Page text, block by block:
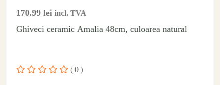
170.99 lei incl. TVA
Ghiveci ceramic Amalia 48cm, culoarea natural
( 0 )